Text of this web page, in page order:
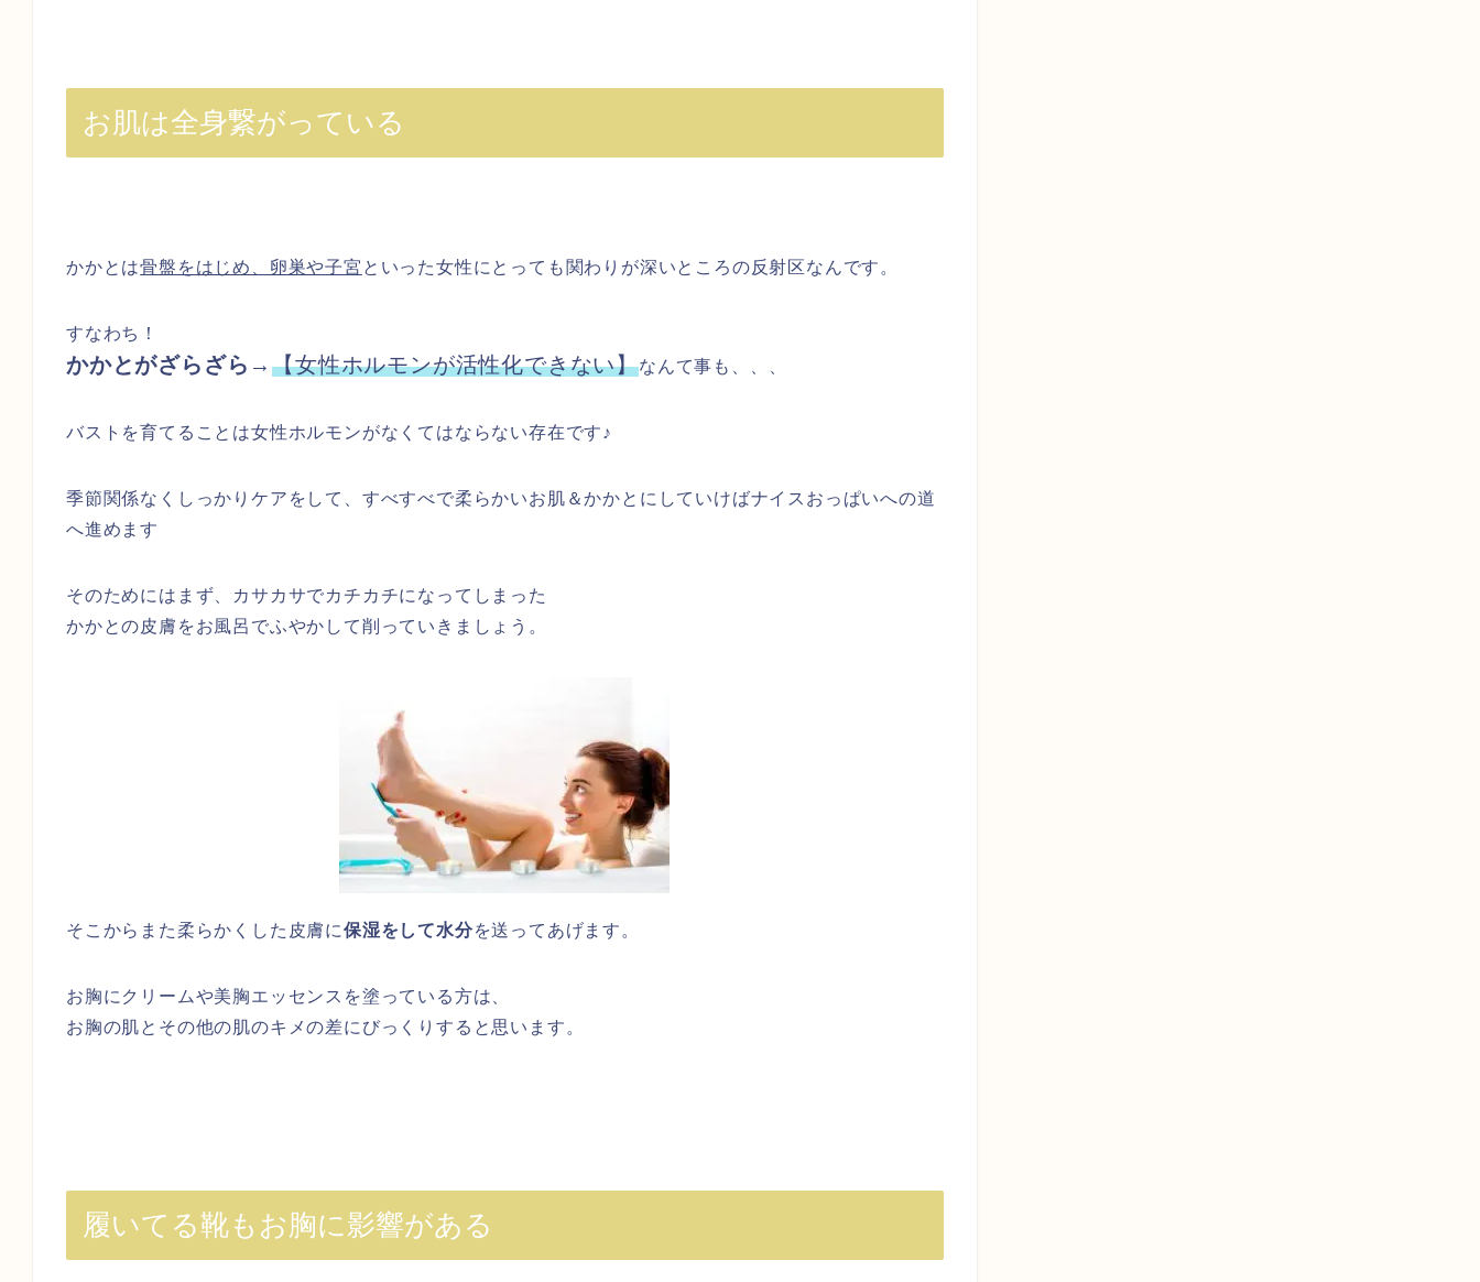
お肌は全身繋がっている
かかとは骨盤をはじめ、卵巣や子宮 といった女性にとっても関わりが深いところの反射区なんです。
すなわち！
かかとがざらざら →【女性ホルモンが活性化できない】なんて事も、、、
バストを育てることは女性ホルモンがなくてはならない存在です♪
季節関係なくしっかりケアをして、すべすべで柔らかいお肌＆かかとにしていけばナイスおっぱいへの道
へ進めます
そのためにはまず、カサカサでカチカチになってしまった
かかとの皮膚をお風呂でふやかして削っていきましょう。
そこからまた柔らかくした皮膚に保湿をして水分を送ってあげます。
お胸にクリームや美胸エッセンスを塗っている方は、
お胸の肌とその他の肌のキメの差にびっくりすると思います。
履いてる靴もお胸に影響がある